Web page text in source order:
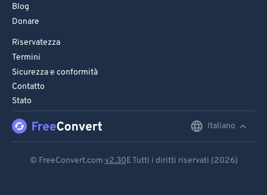
Blog
Donare
Riservatezza
Termini
Sicurezza e conformità
Contatto
Stato
Italiano
© FreeConvert.com v2.30E Tutti i diritti riservati (2026)